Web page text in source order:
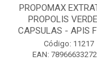
PROPOMAX
PROPOLIS
CAPSULAS - APIS
Código: 11217
EAN: